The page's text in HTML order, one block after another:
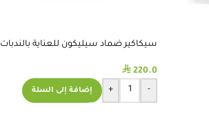
سيكاكير ضماد سيليكون للعناية بالندبات 12*15سم
⃁ 220.0
-
+ إضافة إلى السلة